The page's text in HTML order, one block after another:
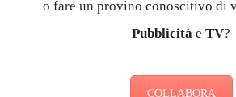
COLLABORA